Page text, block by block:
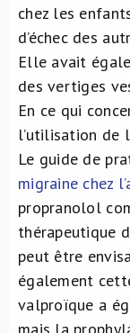
chez les
d’échec des
Elle avait
des vertiges
En ce qui
l’utilisation de
Le guide de
migraine chez
propranolol
thérapeutique
peut être
également
valproïque a